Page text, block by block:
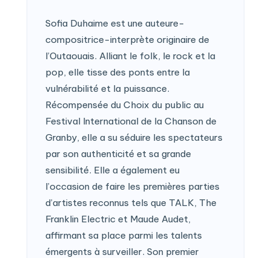
Sofia Duhaime est une auteure-
compositrice-interprète originaire de
l’Outaouais. Alliant le folk, le rock et la
pop, elle tisse des ponts entre la
vulnérabilité et la puissance.
Récompensée du Choix du public au
Festival International de la Chanson de
Granby, elle a su séduire les spectateurs
par son authenticité et sa grande
sensibilité. Elle a également eu
l’occasion de faire les premières parties
d’artistes reconnus tels que TALK, The
Franklin Electric et Maude Audet,
affirmant sa place parmi les talents
émergents à surveiller. Son premier